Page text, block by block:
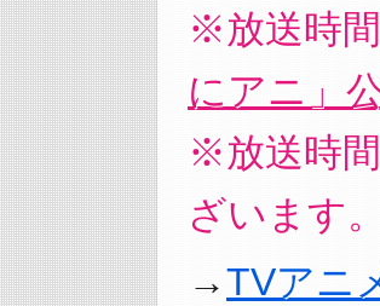
※放送時
にアニ」
※放送時
ざいます。
TVアニ